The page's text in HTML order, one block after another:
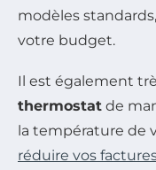
modèles
votre budget.
Il est également
thermostat de
la température de
réduire vos